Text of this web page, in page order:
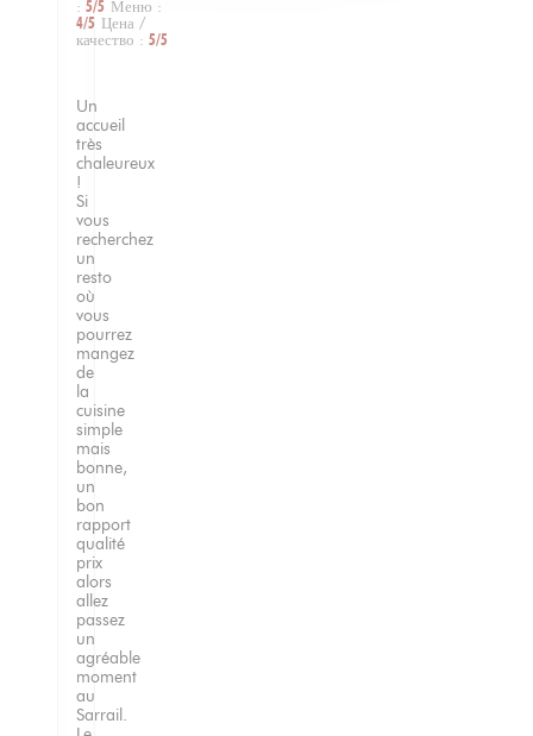
: 5/5 Меню :
4/5 Цена /
качество : 5/5
Un
accueil
très
chaleureux
!
Si
vous
recherchez
un
resto
où
vous
pourrez
mangez
de
la
cuisine
simple
mais
bonne,
un
bon
rapport
qualité
prix
alors
allez
passez
un
agréable
moment
au
Sarrail.